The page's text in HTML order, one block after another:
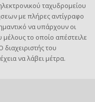
ταχυδρομείου
με πλήρες αντίγραφο
να υπάρχουν οι
μέλους το οποίο απέστειλε
του
να λάβει μέτρα.